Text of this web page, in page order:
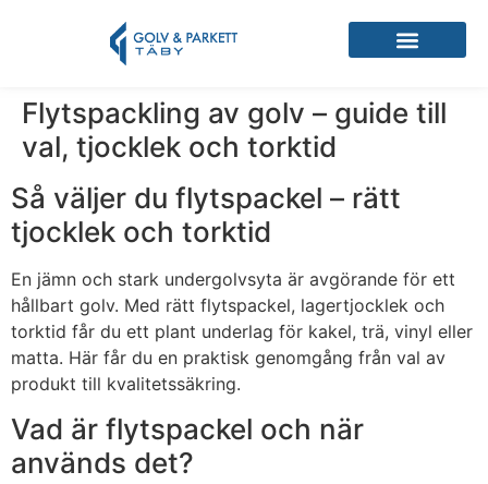
Flytspackling av golv – guide till
val, tjocklek och torktid
Så väljer du flytspackel – rätt
tjocklek och torktid
En jämn och stark undergolvsyta är avgörande för ett
hållbart golv. Med rätt flytspackel, lagertjocklek och
torktid får du ett plant underlag för kakel, trä, vinyl eller
matta. Här får du en praktisk genomgång från val av
produkt till kvalitetssäkring.
Vad är flytspackel och när
används det?